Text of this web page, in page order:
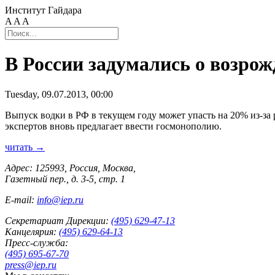
Институт Гайдара
A A A
В России задумались о
Tuesday, 09.07.2013, 00:00
Выпуск водки в РФ в текущем году может упасть на 20% из-за
экспертов вновь предлагает ввести госмонополию.
читать →
Адрес: 125993, Россия, Москва,
Газетный пер., д. 3-5, стр. 1
E-mail: info@iep.ru
Секретариат Дирекции: (495) 629-47-13
Канцелярия: (495) 629-64-13
Пресс-служба:
(495) 695-67-70
press@iep.ru